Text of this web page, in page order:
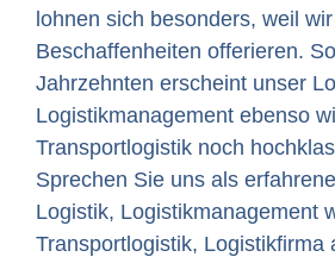
lohnen sich besonders, weil
Beschaffenheiten offerieren.
Jahrzehnten erscheint unser
Logistikmanagement ebenso
Transportlogistik noch
Sprechen Sie uns als
Logistik, Logistikmanagement
Transportlogistik, Logistikfirma